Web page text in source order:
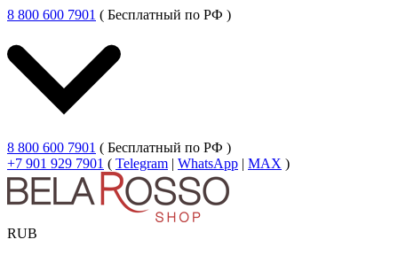
8 800 600 7901 ( Бесплатный по РФ )
8 800 600 7901 ( Бесплатный по РФ )
+7 901 929 7901 ( Telegram | WhatsApp | MAX )
RUB